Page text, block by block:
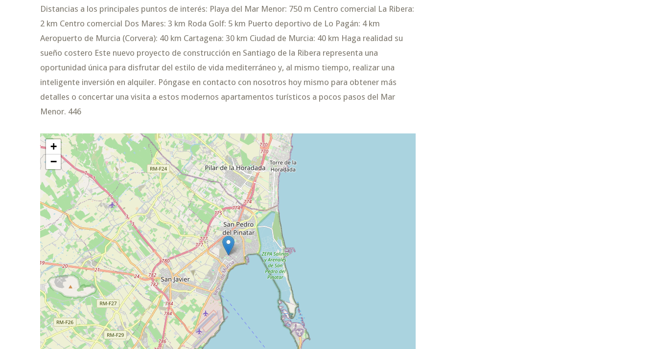
Distancias a los principales puntos de interés: Playa del Mar Menor: 750 m Centro comercial La Ribera:
2 km Centro comercial Dos Mares: 3 km Roda Golf: 5 km Puerto deportivo de Lo Pagán: 4 km
Aeropuerto de Murcia (Corvera): 40 km Cartagena: 30 km Ciudad de Murcia: 40 km Haga realidad su
sueño costero Este nuevo proyecto de construcción en Santiago de la Ribera representa una
oportunidad única para disfrutar del estilo de vida mediterráneo y, al mismo tiempo, realizar una
inteligente inversión en alquiler. Póngase en contacto con nosotros hoy mismo para obtener más
detalles o concertar una visita a estos modernos apartamentos turísticos a pocos pasos del Mar
Menor. 446
+
−